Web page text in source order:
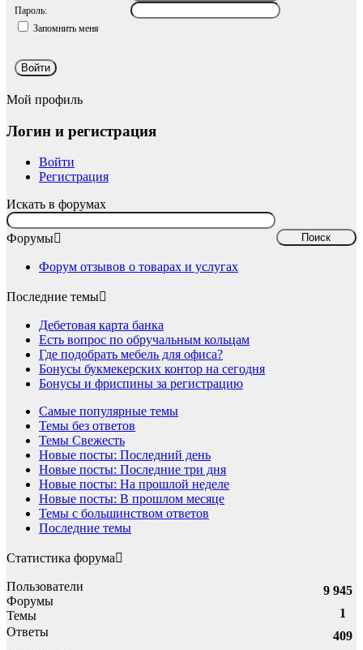
Пароль:
Запомнить меня
Войти
Мой профиль
Логин и регистрация
Войти
Регистрация
Искать в форумах
Форумы
Форум отзывов о товарах и услугах
Последние темы
Дебетовая карта банка
Есть вопрос по обручальным кольцам
Где подобрать мебель для офиса?
Бонусы букмекерских контор на сегодня
Бонусы и фриспины за регистрацию
Самые популярные темы
Темы без ответов
Темы Свежесть
Новые посты: Последний день
Новые посты: Последние три дня
Новые посты: На прошлой неделе
Новые посты: В прошлом месяце
Темы с большинством ответов
Последние темы
Статистика форума
Пользователи 9 945
Форумы
1
Темы
409
Ответы